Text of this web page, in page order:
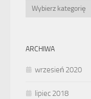
Kategorie
ARCHIWA
wrzesień 2020
lipiec 2018